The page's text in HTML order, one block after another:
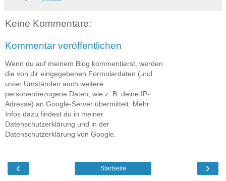
Keine Kommentare:
Kommentar veröffentlichen
Wenn du auf meinem Blog kommentierst, werden
die von dir eingegebenen Formulardaten (und
unter Umständen auch weitere
personenbezogene Daten, wie z. B. deine IP-
Adresse) an Google-Server übermittelt. Mehr
Infos dazu findest du in meiner
Datenschutzerklärung und in der
Datenschutzerklärung von Google.
‹ ›
Startseite